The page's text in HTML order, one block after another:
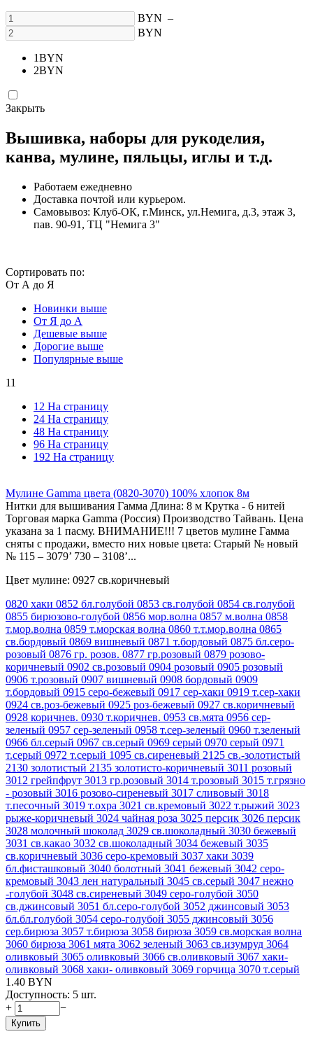
BYN –
BYN
1BYN
2BYN
Закрыть
Вышивка, наборы для рукоделия,
канва, мулине, пяльцы, иглы и т.д.
Работаем ежедневно
Доставка почтой или курьером.
Самовывоз: Клуб-ОК, г.Минск, ул.Немига, д.3, этаж 3,
пав. 90-91, ТЦ "Немига 3"
Сортировать по:
От А до Я
Новинки выше
От Я до А
Дешевые выше
Дорогие выше
Популярные выше
11
12 На страницу
24 На страницу
48 На страницу
96 На страницу
192 На страницу
Мулине Gamma цвета (0820-3070) 100% хлопок 8м
Нитки для вышивания Гамма Длина: 8 м Крутка - 6 нитей
Торговая марка Gamma (Россия) Производство Тайвань. Цена
указана за 1 пасму. ВНИМАНИЕ!!! 7 цветов мулине Гамма
сняты с продажи, вместо них новые цвета: Старый № новый
№ 115 – 3079’ 730 – 3108’...
Цвет мулине: 0927 св.коричневый
0820 хаки 0852 бл.голубой 0853 св.голубой 0854 св.голубой
0855 бирюзово-голубой 0856 мор.волна 0857 м.волна 0858
т.мор.волна 0859 т.морская волна 0860 т.т.мор.волна 0865
св.бордовый 0869 вишневый 0871 т.бордовый 0875 бл.серо-
розовый 0876 гр. розов. 0877 гр.розовый 0879 розово-
коричневый 0902 св.розовый 0904 розовый 0905 розовый
0906 т.розовый 0907 вишневый 0908 бордовый 0909
т.бордовый 0915 серо-бежевый 0917 сер-хаки 0919 т.сер-хаки
0924 св.роз-бежевый 0925 роз-бежевый 0927 св.коричневый
0928 коричнев. 0930 т.коричнев. 0953 св.мята 0956 сер-
зеленый 0957 сер-зеленый 0958 т.сер-зеленый 0960 т.зеленый
0966 бл.серый 0967 св.серый 0969 серый 0970 серый 0971
т.серый 0972 т.серый 1095 св.сиреневый 2125 св.-золотистый
2130 золотистый 2135 золотисто-коричневый 3011 розовый
3012 грейпфрут 3013 гр.розовый 3014 т.розовый 3015 т.грязно
- розовый 3016 розово-сиреневый 3017 сливовый 3018
т.песочный 3019 т.охра 3021 св.кремовый 3022 т.рыжий 3023
рыже-коричневый 3024 чайная роза 3025 персик 3026 персик
3028 молочный шоколад 3029 св.шоколадный 3030 бежевый
3031 св.какао 3032 св.шоколадный 3034 бежевый 3035
св.коричневый 3036 серо-кремовый 3037 хаки 3039
бл.фисташковый 3040 болотный 3041 бежевый 3042 серо-
кремовый 3043 лен натуральный 3045 св.серый 3047 нежно
-голубой 3048 св.сиреневый 3049 серо-голубой 3050
св.джинсовый 3051 бл.серо-голубой 3052 джинсовый 3053
бл.бл.голубой 3054 серо-голубой 3055 джинсовый 3056
сер.бирюза 3057 т.бирюза 3058 бирюза 3059 св.морская волна
3060 бирюза 3061 мята 3062 зеленый 3063 св.изумруд 3064
оливковый 3065 оливковый 3066 св.оливковый 3067 хаки-
оливковый 3068 хаки- оливковый 3069 горчица 3070 т.серый
1.40 BYN
Доступность: 5 шт.
+
−
Купить